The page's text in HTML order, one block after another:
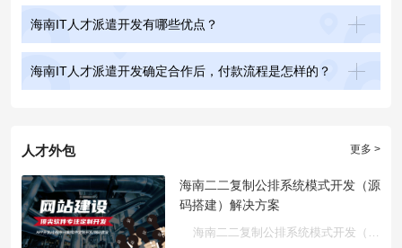
海南IT人才派遣开发有哪些优点？
海南IT人才派遣开发确定合作后，付款流程是怎样的？
更多 >
人才外包
海南二二复制公排系统模式开发（源
码搭建）解决方案
海南二二复制公排系统模式开发（源码搭建）是针对社交电商和直···